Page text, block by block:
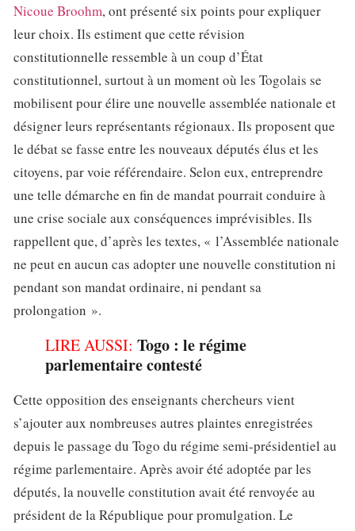
Nicoue Broohm, ont présenté six points pour expliquer
leur choix. Ils estiment que cette révision
constitutionnelle ressemble à un coup d’État
constitutionnel, surtout à un moment où les Togolais se
mobilisent pour élire une nouvelle assemblée nationale et
désigner leurs représentants régionaux. Ils proposent que
le débat se fasse entre les nouveaux députés élus et les
citoyens, par voie référendaire. Selon eux, entreprendre
une telle démarche en fin de mandat pourrait conduire à
une crise sociale aux conséquences imprévisibles. Ils
rappellent que, d’après les textes, « l’Assemblée nationale
ne peut en aucun cas adopter une nouvelle constitution ni
pendant son mandat ordinaire, ni pendant sa
prolongation ».
LIRE AUSSI: Togo : le régime
parlementaire contesté
Cette opposition des enseignants chercheurs vient
s’ajouter aux nombreuses autres plaintes enregistrées
depuis le passage du Togo du régime semi-présidentiel au
régime parlementaire. Après avoir été adoptée par les
députés, la nouvelle constitution avait été renvoyée au
président de la République pour promulgation. Le